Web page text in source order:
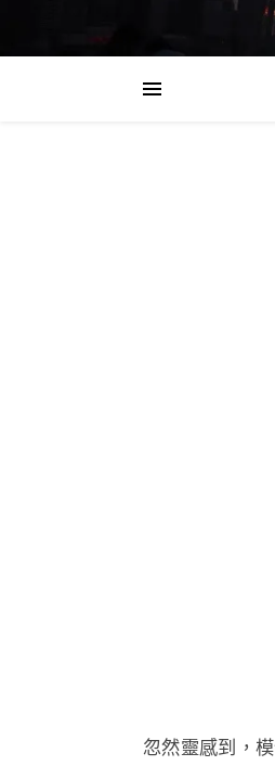
忽然靈感到，